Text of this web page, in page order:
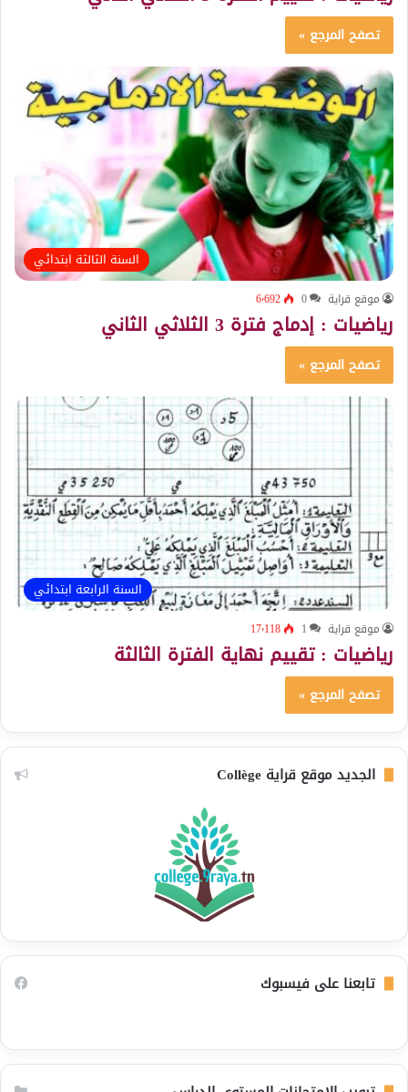
تصفح المرجع »
السنة الثالثة ابتدائي
موقع قراية 0 6٬692
رياضيات : إدماج فترة 3 الثلاثي الثاني
تصفح المرجع »
السنة الرابعة ابتدائي
موقع قراية 1 17٬118
رياضيات : تقييم نهاية الفترة الثالثة
تصفح المرجع »
الجديد موقع قراية Collège
تابعنا على فيسبوك